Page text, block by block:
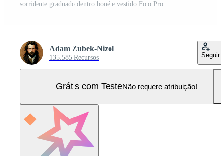
sorridente graduado dentro boné e vestido Foto Pro
Adam Zubek-Nizol
135.585 Recursos Seguir
Grátis com TesteNão requere atribuição!